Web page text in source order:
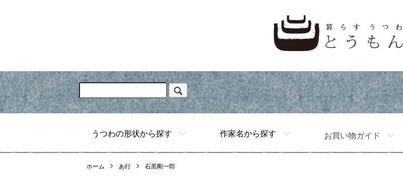
うつわの形状から探す 作家名から探す お買い物ガイド
ホーム あ行 石黒剛一郎